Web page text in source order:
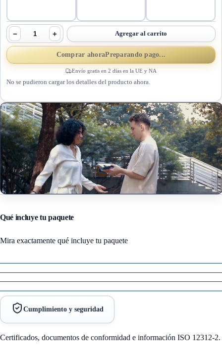
− + Agregar al carrito
Comprar ahoraPreparando pago...
Envío gratis en 2 días en la UE y NA
No se pudieron cargar los detalles del producto ahora.
Qué incluye tu paquete
Mira exactamente qué incluye tu paquete
Cumplimiento y seguridad
Certificados, documentos de conformidad e información ISO 12312-2.